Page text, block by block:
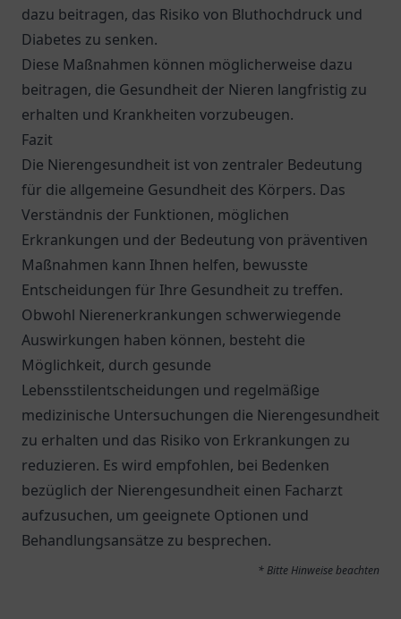
dazu beitragen, das Risiko von Bluthochdruck und
Diabetes zu senken.
Diese Maßnahmen können möglicherweise dazu
beitragen, die Gesundheit der Nieren langfristig zu
erhalten und Krankheiten vorzubeugen.
Fazit
Die Nierengesundheit ist von zentraler Bedeutung
für die allgemeine Gesundheit des Körpers. Das
Verständnis der Funktionen, möglichen
Erkrankungen und der Bedeutung von präventiven
Maßnahmen kann Ihnen helfen, bewusste
Entscheidungen für Ihre Gesundheit zu treffen.
Obwohl Nierenerkrankungen schwerwiegende
Auswirkungen haben können, besteht die
Möglichkeit, durch gesunde
Lebensstilentscheidungen und regelmäßige
medizinische Untersuchungen die Nierengesundheit
zu erhalten und das Risiko von Erkrankungen zu
reduzieren. Es wird empfohlen, bei Bedenken
bezüglich der Nierengesundheit einen Facharzt
aufzusuchen, um geeignete Optionen und
Behandlungsansätze zu besprechen.
* Bitte Hinweise beachten